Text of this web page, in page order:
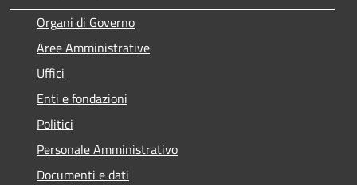
Organi di Governo
Aree Amministrative
Uffici
Enti e fondazioni
Politici
Personale Amministrativo
Documenti e dati